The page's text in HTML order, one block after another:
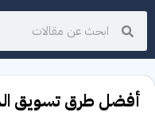
أفضل طرق تسويق